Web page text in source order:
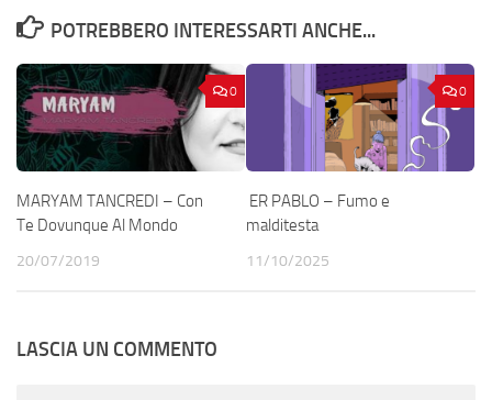
POTREBBERO INTERESSARTI ANCHE...
0
MARYAM TANCREDI – Con
Te Dovunque Al Mondo
20/07/2019
0
ER PABLO – Fumo e
malditesta
11/10/2025
LASCIA UN COMMENTO